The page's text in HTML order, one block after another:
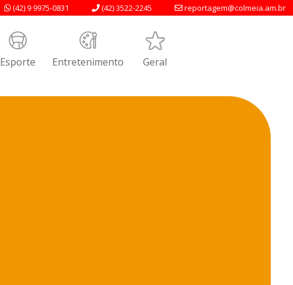
reportagem@colmeia.am.br
(42) 3522-2245
(42) 9 9975-0831
Esporte Entretenimento Geral